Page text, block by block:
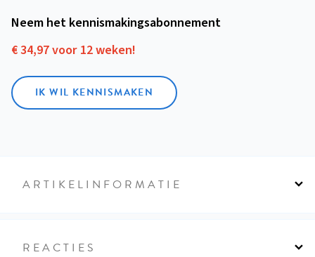
Neem het kennismakings­abonnement
€ 34,97 voor 12 weken!
IK WIL KENNISMAKEN
ARTIKELINFORMATIE
REACTIES